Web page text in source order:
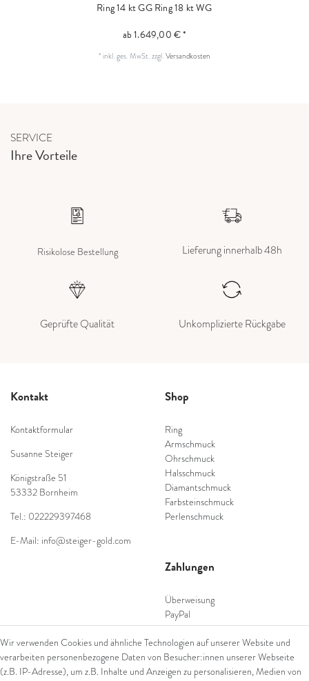
Ring 14 kt GGRing 18 kt WG
ab 1.649,00 € *
* inkl. ges. MwSt.zzgl.Versandkosten
SERVICE
Ihre Vorteile
Risikolose Bestellung Lieferung innerhalb 48h
Geprüfte Qualität Unkomplizierte Rückgabe
Kontakt
Kontaktformular
Susanne Steiger
Königstraße 51
53332 Bornheim
Tel.: 022229397468
E-Mail: info@steiger-gold.com
Shop
Ring
Armschmuck
Ohrschmuck
Halsschmuck
Diamantschmuck
Farbsteinschmuck
Perlenschmuck
Zahlungen
Überweisung
PayPal
SEPA Lastschrift
giropay
Kreditkarte
Wir verwenden Cookies und ähnliche Technologien auf unserer Website und
verarbeiten personenbezogene Daten von Besucher:innen unserer Webseite
(z.B. IP-Adresse), um z.B. Inhalte und Anzeigen zu personalisieren, Medien von